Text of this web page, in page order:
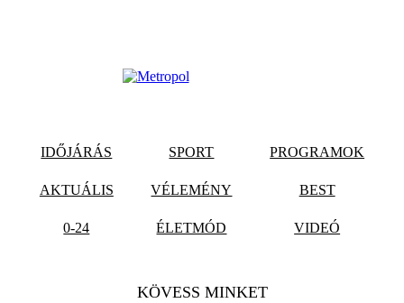
IDŐJÁRÁS SPORT PROGRAMOK
AKTUÁLIS VÉLEMÉNY BEST
0-24 ÉLETMÓD VIDEÓ
KÖVESS MINKET